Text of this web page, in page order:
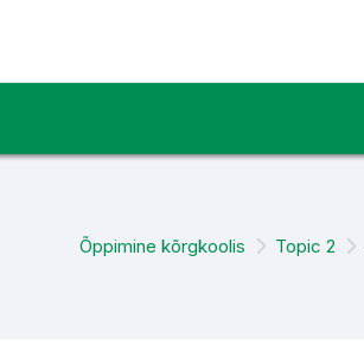
Õppimine kõrgkoolis Topic 2